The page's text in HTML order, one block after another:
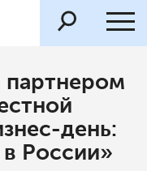
день:
России»